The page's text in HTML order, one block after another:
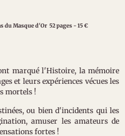
du Masque d'Or 52 pages - 15 €
marqué l'Histoire, la mémoire
et leurs expériences vécues les
mortels !
ou bien d'incidents qui les
amuser les amateurs de
fortes !